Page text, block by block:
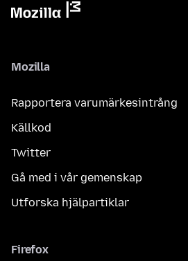
Mozilla
Rapportera varumärkesintrång
Källkod
Twitter
Gå med i vår gemenskap
Utforska hjälpartiklar
Firefox